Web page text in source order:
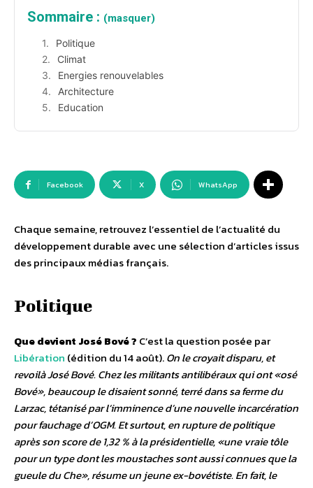
Sommaire : (masquer)
Politique
Climat
Energies renouvelables
Architecture
Education
Facebook X WhatsApp
Chaque semaine, retrouvez l’essentiel de l’actualité du
développement durable avec une sélection d’articles issus
des principaux médias français.
Politique
Que devient José Bové ? C’est la question posée par
Libération (édition du 14 août).On le croyait disparu, et
revoilà José Bové. Chez les militants antilibéraux qui ont «osé
Bové», beaucoup le disaient sonné, terré dans sa ferme du
Larzac, tétanisé par l’imminence d’une nouvelle incarcération
pour fauchage d’OGM. Et surtout, en rupture de politique
après son score de 1,32 % à la présidentielle, «une vraie tôle
pour un type dont les moustaches sont aussi connues que la
gueule du Che», résume un jeune ex-bovétiste. En fait, le